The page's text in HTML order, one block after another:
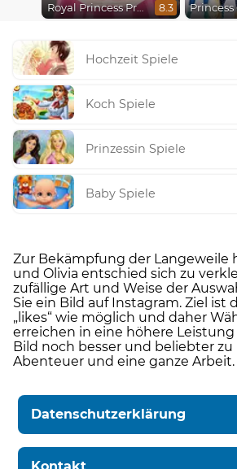
Royal Princess Pregnant 8.3
Hochzeit Spiele
Koch Spiele
Prinzessin Spiele
Baby Spiele
Zur Bekämpfung der Langeweile
und Olivia entschied sich zu
zufällige Art und Weise der
Sie ein Bild auf Instagram. Ziel ist
„likes“ wie möglich und daher
erreichen in eine höhere
Bild noch besser und beliebter zu
Abenteuer und eine ganze Arbeit.
Datenschutzerklärung